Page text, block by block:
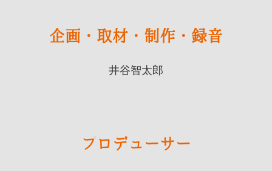
企画・取材・制作・録音
井谷智太郎
プロデューサー